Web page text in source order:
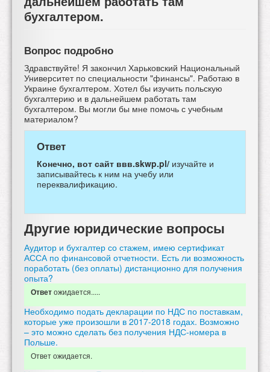
бухгалтером.
Вопрос подробно
Здравствуйте! Я закончил Харьковский Национальный
Университет по специальности "финансы". Работаю в
Украине бухгалтером. Хотел бы изучить польскую
бухгалтерию и в дальнейшем работать там
бухгалтером. Вы могли бы мне помочь с учебным
материалом?
Ответ
Конечно, вот сайт ввв.skwp.pl/ изучайте и
записывайтесь к ним на учебу или
переквалификацию.
Другие юридические вопросы
Аудитор и бухгалтер со стажем, имею сертификат
АССА по финансовой отчетности. Есть ли возможность
поработать (без оплаты) дистанционно для получения
опыта?
Ответожидается.....
Необходимо подать декларации по НДС по поставкам,
которые уже произошли в 2017-2018 годах. Возможно
– это можно сделать без получения НДС-номера в
Польше.
Ответ ожидается.